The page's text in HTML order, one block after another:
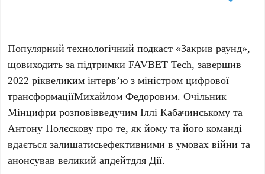
Популярний технологічний подкаст «Закрив раунд»,
щовиходить за підтримки FAVBET Tech, завершив
2022 ріквеликим інтерв’ю з міністром цифрової
трансформаціїМихайлом Федоровим. Очільник
Мінцифри розповівведучим Іллі Кабачинському та
Антону Полєскову про те, як йому та його команді
вдається залишатисьефективними в умовах війни та
анонсував великий апдейтдля Дії.